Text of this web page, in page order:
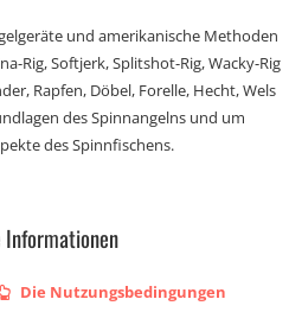
und amerikanische Methoden
Rig, Softjerk, Splitshot-Rig, Wacky-Rig
Rapfen, Döbel, Forelle, Hecht, Wels
des Spinnangelns und um
des Spinnfischens.
Die Nutzungsbedingungen